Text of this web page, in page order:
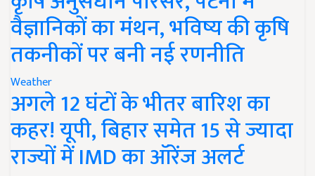
वैज्ञानिकों का मंथन, भविष्य की कृषि
तकनीकों पर बनी नई रणनीति
Weather
अगले 12 घंटों के भीतर बारिश का
कहर! यूपी, बिहार समेत 15 से ज्यादा
राज्यों में IMD का ऑरेंज अलर्ट